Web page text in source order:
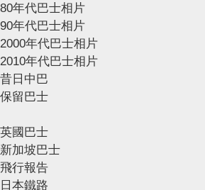
80年代巴士相片
90年代巴士相片
2000年代巴士相片
2010年代巴士相片
昔日中巴
保留巴士
英國巴士
新加坡巴士
飛行報告
日本鐵路